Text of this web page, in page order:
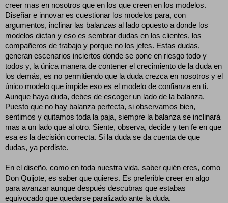
creer mas en nosotros que en los que creen en los modelos.
Diseñar e innovar es cuestionar los modelos para, con
argumentos, inclinar las balanzas al lado opuesto a donde los
modelos dictan y eso es sembrar dudas en los clientes, los
compañeros de trabajo y porque no los jefes. Estas dudas,
generan escenarios inciertos donde se pone en riesgo todo y
todos y, la única manera de contener el crecimiento de la duda en
los demás, es no permitiendo que la duda crezca en nosotros y el
único modelo que impide eso es el modelo de confianza en ti.
Aunque haya duda, debes de escoger un lado de la balanza.
Puesto que no hay balanza perfecta, si observamos bien,
sentimos y quitamos toda la paja, siempre la balanza se inclinará
mas a un lado que al otro. Siente, observa, decide y ten fe en que
esa es la decisión correcta. Si la duda se da cuenta de que
dudas, ya perdiste.
En el diseño, como en toda nuestra vida, saber quién eres, como
Don Quijote, es saber que quieres. Es preferible creer en algo
para avanzar aunque después descubras que estabas
equivocado que quedarse paralizado ante la duda.